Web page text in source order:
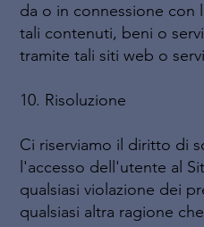
da o in connessione con
tali contenuti, beni o
tramite tali siti web o
10. Risoluzione
Ci riserviamo il diritto di
l'accesso dell'utente al
qualsiasi violazione dei
qualsiasi altra ragione